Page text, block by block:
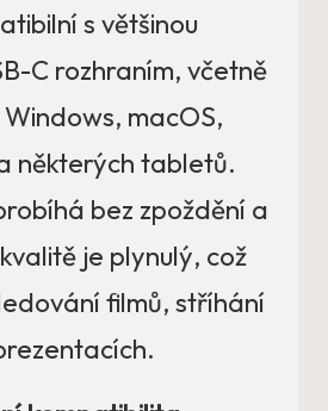
s většinou
C rozhraním, včetně
macOS,
některých tabletů.
bez zpoždění a
je plynulý, což
filmů, stříhání